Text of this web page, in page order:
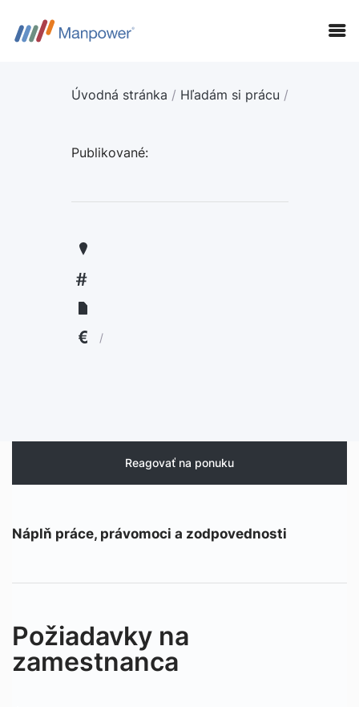
FIRMY
Úvodná stránka / Hľadám si prácu /
Publikované:
/
Reagovať na ponuku
Náplň práce, právomoci a zodpovednosti
Požiadavky na
zamestnanca